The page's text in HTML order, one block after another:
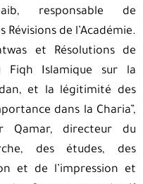
responsable de
Révisions de l’Académie.
et Résolutions de
Fiqh Islamique sur la
et la légitimité des
dans la Charia”,
directeur du
des études, des
et de l’impression et